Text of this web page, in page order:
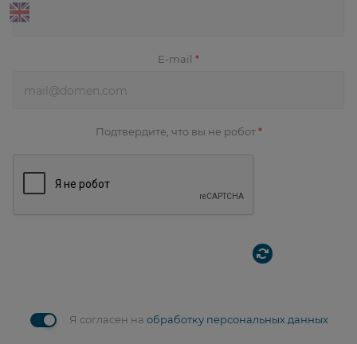
E-mail *
Подтвердите, что вы не робот *
Я согласен на обработку персональных данных